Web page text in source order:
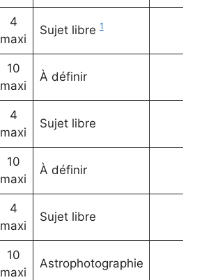
4
maxi
Sujet libre 1
10
maxi
À définir
4
maxi
Sujet libre
10
maxi
À définir
4
maxi
Sujet libre
10
maxi
Astrophotographie